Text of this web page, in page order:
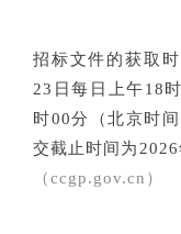
招标文件的获取
23日每日上午18
时00分（北京时
交截止时间为
（ccgp.gov.cn）